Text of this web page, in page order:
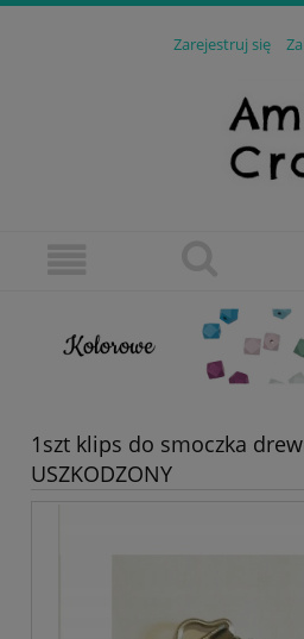
Zarejestruj się
1szt klips do smoczka
USZKODZONY